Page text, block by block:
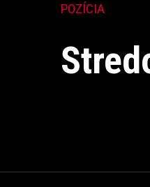
POZÍCIA